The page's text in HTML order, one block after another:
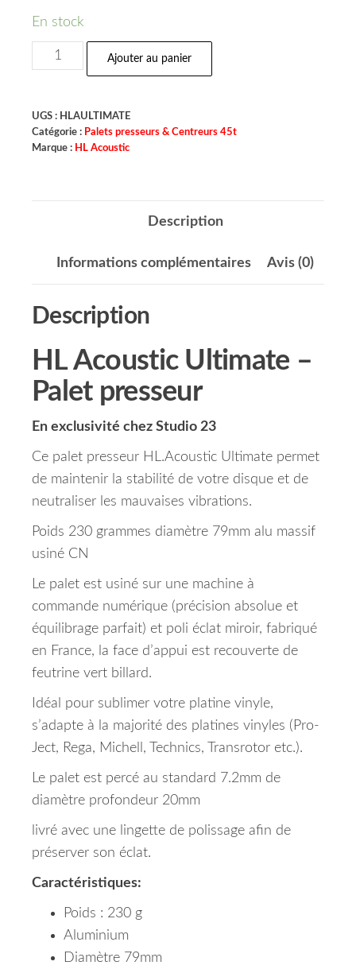
En stock
Ajouter au panier
UGS : HLAULTIMATE
Catégorie : Palets presseurs & Centreurs 45t
Marque : HL Acoustic
Description
Informations complémentaires Avis (0)
Description
HL Acoustic Ultimate –
Palet presseur
En exclusivité chez Studio 23
Ce palet presseur HL.Acoustic Ultimate permet
de maintenir la stabilité de votre disque et de
neutraliser les mauvaises vibrations.
Poids 230 grammes diamètre 79mm alu massif
usiné CN
Le palet est usiné sur une machine à
commande numérique (précision absolue et
équilibrage parfait) et poli éclat miroir, fabriqué
en France, la face d’appui est recouverte de
feutrine vert billard.
Idéal pour sublimer votre platine vinyle,
s’adapte à la majorité des platines vinyles (Pro-
Ject, Rega, Michell, Technics, Transrotor etc.).
Le palet est percé au standard 7.2mm de
diamètre profondeur 20mm
livré avec une lingette de polissage afin de
préserver son éclat.
Caractéristiques:
Poids : 230 g
Aluminium
Diamètre 79mm